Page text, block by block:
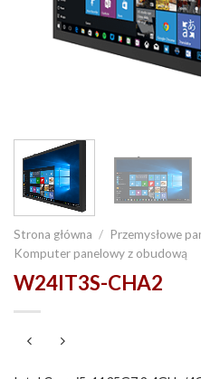
Strona główna / Przemysłowe
Komputer panelowy z obudową
W24IT3S-CHA2